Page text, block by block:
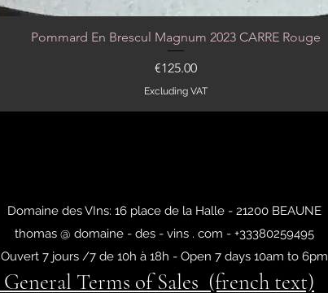
Quick View
Pommard En Brescul Magnum 2023 CARRE Rouge
Price
€125.00
Excluding VAT
Domaine des VIns: 16 place de la Halle - 21200 BEAUNE
thomas @ domaine - des - vins . com - +33380259495
Ouvert 7 jours /7 de 10h à 18h - Open 7 days 10am to 6pm
General Terms of Sales (french text)